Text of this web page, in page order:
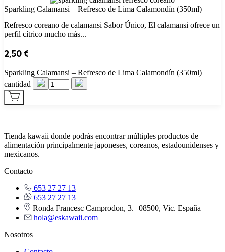
Sparkling Calamansi – Refresco de Lima Calamondín (350ml)
Refresco coreano de calamansi Sabor Único, El calamansi ofrece un
perfil cítrico mucho más...
2,50€
Sparkling Calamansi – Refresco de Lima Calamondín (350ml)
cantidad
Tienda kawaii donde podrás encontrar múltiples productos de
alimentación principalmente japoneses, coreanos, estadounidenses y
mexicanos.
Contacto
653 27 27 13
653 27 27 13
Ronda Francesc Camprodon, 3. 08500, Vic. España
hola@eskawaii.com
Nosotros